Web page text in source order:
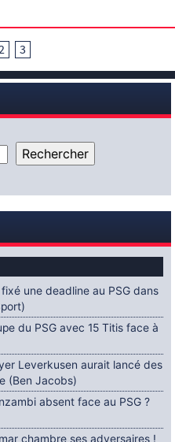
3
une deadline au PSG dans
du PSG avec 15 Titis face à
Leverkusen aurait lancé des
(Ben Jacobs)
absent face au PSG ?
chambre ses adversaires !